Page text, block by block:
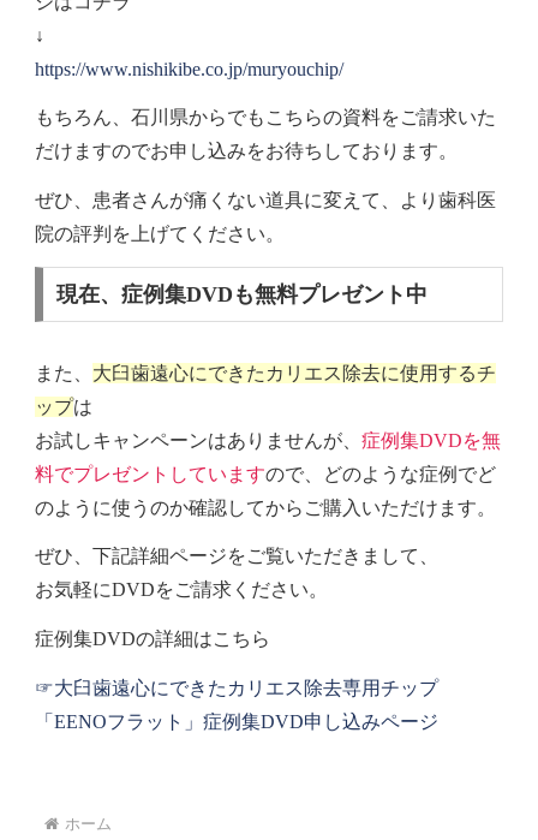
↓
https://www.nishikibe.co.jp/muryouchip/
もちろん、石川県からでもこちらの資料をご請求いた
だけますのでお申し込みをお待ちしております。
ぜひ、患者さんが痛くない道具に変えて、より歯科医
院の評判を上げてください。
現在、症例集DVDも無料プレゼント中
また、 大臼歯遠心にできたカリエス除去に使用するチ
ップは
お試しキャンペーンはありませんが、 症例集DVDを無
料でプレゼントしていますので、どのような症例でど
のように使うのか確認してからご購入いただけます。
ぜひ、下記詳細ページをご覧いただきまして、
お気軽にDVDをご請求ください。
症例集DVDの詳細はこちら
☞大臼歯遠心にできたカリエス除去専用チップ
「EENOフラット」症例集DVD申し込みページ
ホーム